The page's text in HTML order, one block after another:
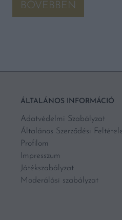
BŐVEBBEN
ÁLTALÁNOS INFORMÁCIÓ
Adatvédelmi Szabályzat
Általános Szerződési
Profilom
Impresszum
Játékszabályzat
Moderálási szabályzat